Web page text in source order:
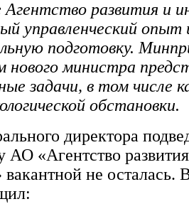
Агентство развития и
управленческий
подготовку.
нового министра
задачи, в том числе
обстановки.
директора
АО «Агентство
не осталась.